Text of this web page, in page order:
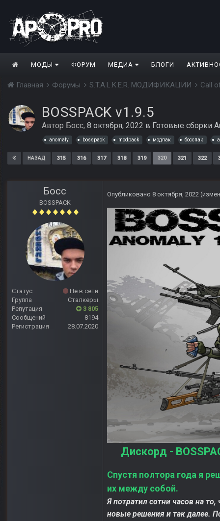
МОДЫ ФОРУМ МЕДИА БЛОГИ
Главная Форумы S.T.A.L.K.E.R. МОДИФИКАЦИИ Call
BOSSPACK v1.9.5
Автор Босс, 8 октября, 2022 в Готовые сборки
anomaly bosspack modpack модпак босспак
НАЗАД 315 316 317 318 319 320 321 322
Босс
BOSSPACK
Статус
Не в сети
Группа
Сталкеры
Репутация
3 805
Сообщений
8194
Регистрация
28.07.2020
Опубликовано 8 октября, 2022
Дискорд -
Спустя полтора года я
их между собой.
Я потратил сотни часов на
новые решения и так далее.